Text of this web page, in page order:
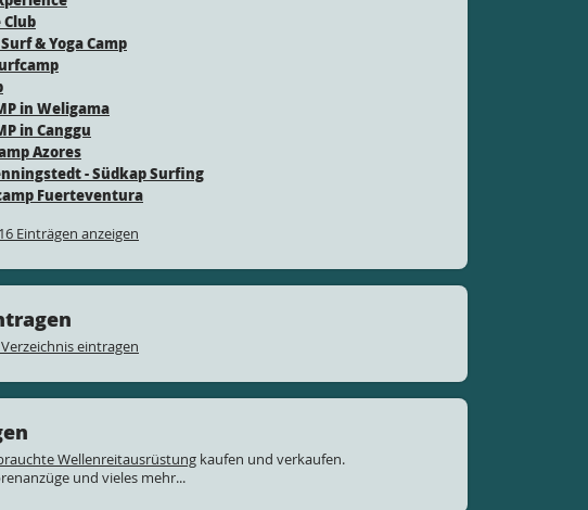
& Yoga Camp
in Weligama
in Canggu
Azores
- Südkap Surfing
Fuerteventura
Einträgen anzeigen
eintragen
Wellenreitausrüstung kaufen und verkaufen.
und vieles mehr...